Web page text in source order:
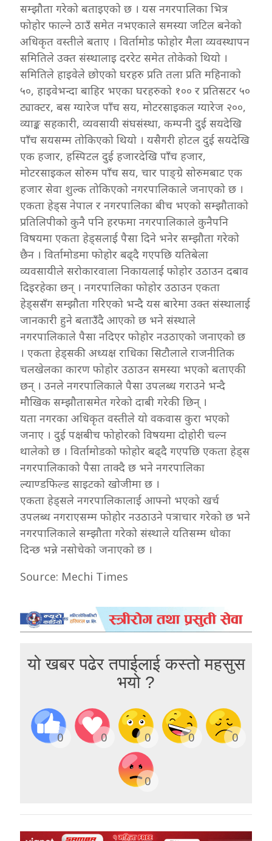
सम्झौता गरेको बताइएको छ । यस नगरपालिका भित्र
फोहोर फाल्ने ठाउँ समेत नभएकाले समस्या जटिल बनेको
अधिकृत वस्तीले बताए । विर्तामोड फोहोर मैला व्यवस्थापन
समितिले उक्त संस्थालाइ दररेट समेत तोकेको थियो ।
समितिले हाइवेले छोएको घरहरु प्रति तला प्रति महिनाको
५०, हाइवेभन्दा बाहिर भएका घरहरुको १०० र प्रतिसटर ५०
ट्याक्टर, बस ग्यारेज पाँच सय, मोटरसाइकल ग्यारेज २००,
व्याङ्क सहकारी, व्यवसायी संघसंस्था, कम्पनी दुई सयदेखि
पाँच सयसम्म तोकिएको थियो । यसैगरी होटल दुई सयदेखि
एक हजार, हस्पिटल दुई हजारदेखि पाँच हजार,
मोटरसाइकल सोरुम पाँच सय, चार पाङ्ग्रे सोरुमबाट एक
हजार सेवा शुल्क तोकिएको नगरपालिकाले जनाएको छ ।
एकता हेड्स नेपाल र नगरपालिका बीच भएको सम्झौताको
प्रतिलिपीको कुनै पनि हरफमा नगरपालिकाले कुनैपनि
विषयमा एकता हेड्सलाई पैसा दिने भनेर सम्झौता गरेको
छैन । विर्तामोडमा फोहोर बढ्दै गएपछि यतिबेला
व्यवसायीले सरोकारवाला निकायलाई फोहोर उठाउन दबाव
दिइरहेका छन् । नगरपालिका फोहोर उठाउन एकता
हेड्ससँग सम्झौता गरिएको भन्दै यस बारेमा उक्त संस्थालाई
जानकारी हुने बताउँदै आएको छ भने संस्थाले
नगरपालिकाले पैसा नदिएर फोहोर नउठाएको जनाएको छ
। एकता हेड्सकी अध्यक्ष राधिका सिटौलाले राजनीतिक
चलखेलका कारण फोहोर उठाउन समस्या भएको बताएकी
छन् । उनले नगरपालिकाले पैसा उपलब्ध गराउने भन्दै
मौखिक सम्झौतासमेत गरेको दाबी गरेकी छिन् ।
यता नगरका अधिकृत वस्तीले यो वकवास कुरा भएको
जनाए । दुई पक्षबीच फोहोरको विषयमा दोहोरी चल्न
थालेको छ । विर्तामोडको फोहोर बढ्दै गएपछि एकता हेड्स
नगरपालिकाको पैसा ताक्दै छ भने नगरपालिका
ल्याण्डफिल्ड साइटको खोजीमा छ ।
एकता हेड्सले नगरपालिकालाई आफ्नो भएको खर्च
उपलब्ध नगराएसम्म फोहोर नउठाउने पत्राचार गरेको छ भने
नगरपालिकाले सम्झौता गरेको संस्थाले यतिसम्म धोका
दिन्छ भन्ने नसोचेको जनाएको छ ।
Source: Mechi Times
यो खबर पढेर तपाईलाई कस्तो महसुस
भयो ?
0 0 0 0 0
0